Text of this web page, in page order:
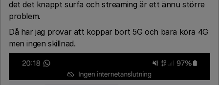
det det knappt surfa och streaming är ett ännu större
problem.
Då har jag provar att koppar bort 5G och bara köra 4G
men ingen skillnad.